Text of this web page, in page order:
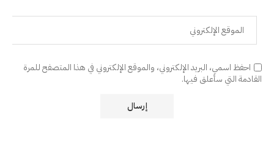
احفظ اسمي، البريد الإلكتروني، والموقع الإلكتروني في هذا المتصفح للمرة
القادمة التي سأعلق فيها.